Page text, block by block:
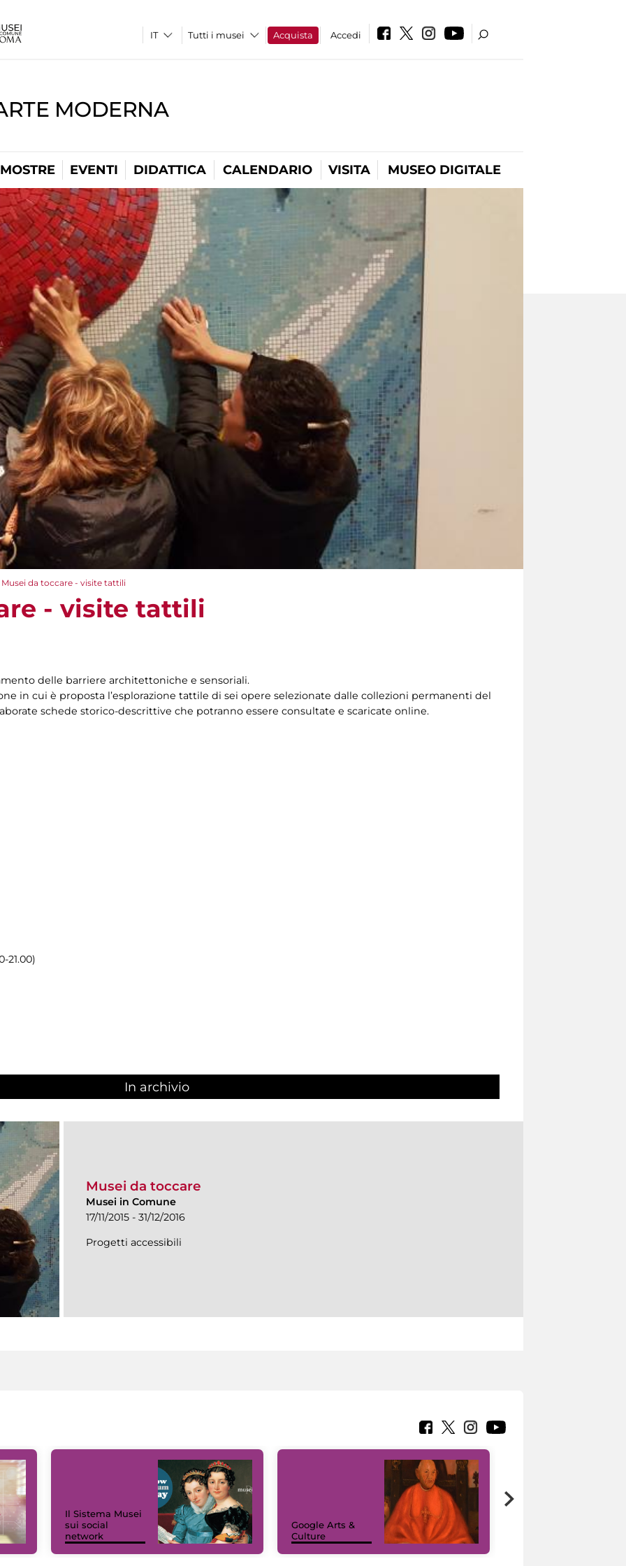
Tutti i musei Acquista Accedi
MODERNA
MOSTRE EVENTI DIDATTICA CALENDARIO VISITA MUSEO DIGITALE
Musei da toccare - visite tattili
- visite tattili
delle barriere architettoniche e sensoriali.
in cui è proposta l’esplorazione tattile di sei opere selezionate dalle collezioni permanenti del
schede storico-descrittive che potranno essere consultate e scaricate online.
21.00)
In archivio
Musei da toccare
Musei in Comune
17/11/2015 - 31/12/2016
Progetti accessibili
Il Sistema Musei
sui social
network
Google Arts &
Culture